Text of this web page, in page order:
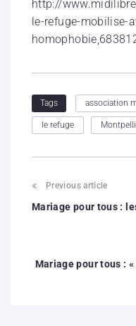
http://
le-refuge-mobilise-
Tags association
le refuge
Previous article
Mariage pour tous :
Mariage pour tous :